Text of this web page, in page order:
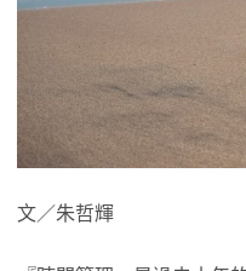
文／朱哲輝